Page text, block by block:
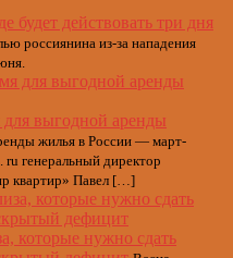
будет действовать три дня
россиянина из-за нападения
выгодной аренды
жилья в России — март-
ru генеральный директор
квартир» Павел […]
которые нужно сдать